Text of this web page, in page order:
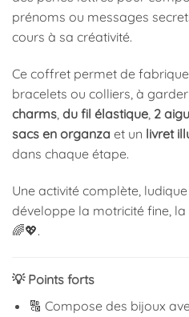
prénoms ou messages
cours à sa créativité.
Ce coffret permet de
bracelets ou colliers, à
charms du fil élastique 2
sacs en organza et un livret
dans chaque étape.
Une activité complète,
développe la motricité fine, la
🌈💖.
💡 Points forts
🔠 Compose des bijoux